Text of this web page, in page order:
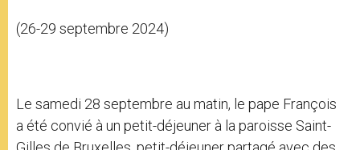
(26-29 septembre 2024)
Le samedi 28 septembre au matin, le pape François
a été convié à un petit-déjeuner à la paroisse Saint-